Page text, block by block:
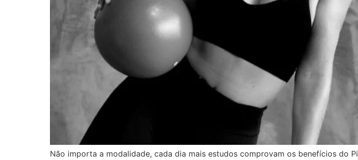
Não importa a modalidade, cada dia mais estudos comprovam os benefícios do